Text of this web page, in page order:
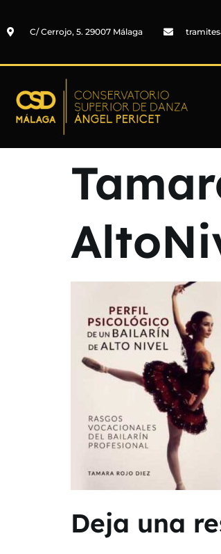
C/ Cerrojo, 5. 29007 Málaga
Deja una